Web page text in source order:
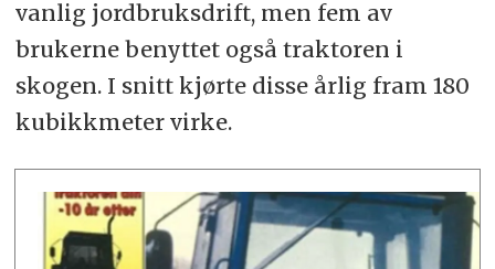
vanlig jordbruksdrift, men fem av
brukerne benyttet også traktoren i
skogen. I snitt kjørte disse årlig fram 180
kubikkmeter virke.